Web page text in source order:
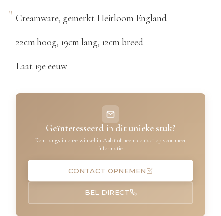
Creamware, gemerkt Heirloom England
22cm hoog, 19cm lang, 12cm breed
Laat 19e eeuw
Geïnteresseerd in dit unieke stuk?
Kom langs in onze winkel in Aalst of neem contact op voor meer
informatie
CONTACT OPNEMEN
BEL DIRECT